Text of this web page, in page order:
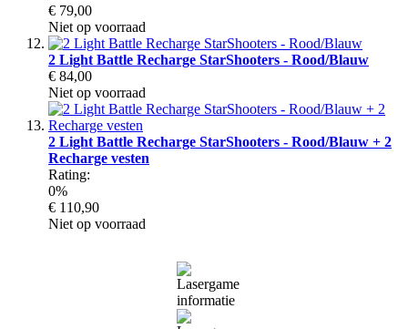
€ 79,00
Niet op voorraad
2 Light Battle Recharge StarShooters - Rood/Blauw
€ 84,00
Niet op voorraad
2 Light Battle Recharge StarShooters - Rood/Blauw + 2
Recharge vesten
Rating:
0%
€ 110,90
Niet op voorraad